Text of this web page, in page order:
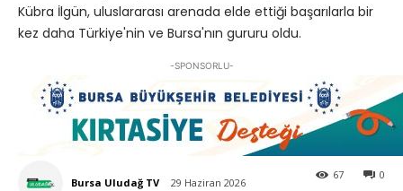
Kübra İlgün, uluslararası arenada elde ettiği başarılarla bir
kez daha Türkiye'nin ve Bursa'nın gururu oldu.
-SPONSORLU-
Bursa Uludağ TV 29 Haziran 2026
0
67